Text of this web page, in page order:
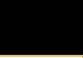
och lärande –